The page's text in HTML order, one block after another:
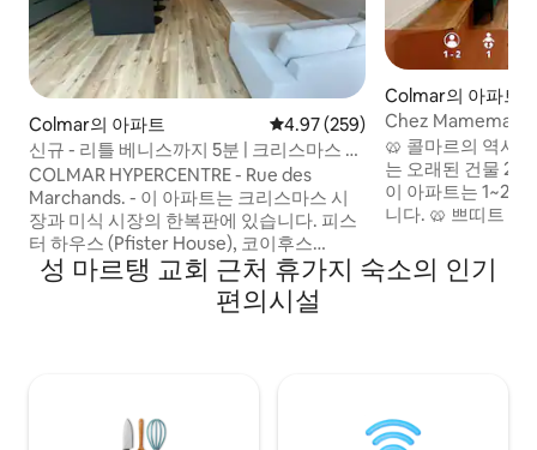
Colmar의 아파트 평점 4.97점(5점 만점), 후기 259
4.97 (259)
신규 - 리틀 베니스까지 5분 | 크리스마스 시
장.
COLMAR HYPERCENTRE - Rue des
Marchands. - 이 아파트는 크리스마스 시
장과 미식 시장의 한복판에 있습니다. 피스
터 하우스 (Pfister House), 코이후스
(Koifhus), 세인트 마틴 대학 교회
(Collegiate Church of St. Martin) 와 가까
운 최고의 위치로 2023년에 완전히 재건축
Colmar의 아파트
Chez Mamema •
🥨 콜마르의 역사
는 오래된 건물 2
이 아파트는 1~2
니다. 🥨 쁘띠트 베니스, 메종 피스테, 코이
리… 이 모든 곳에
수 있습니다. 🥨 이 아파트는 다음과 같습니
성 마르탱 교회 근처 휴가지 숙소의 인기
편의시설